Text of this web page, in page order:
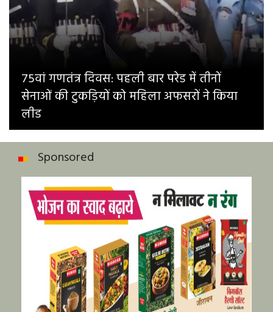
75वां गणतंत्र दिवस: पहली बार परेड में तीनों
सेनाओं की टुकड़ियों को महिला अफसरों ने किया
लीड
Sponsored